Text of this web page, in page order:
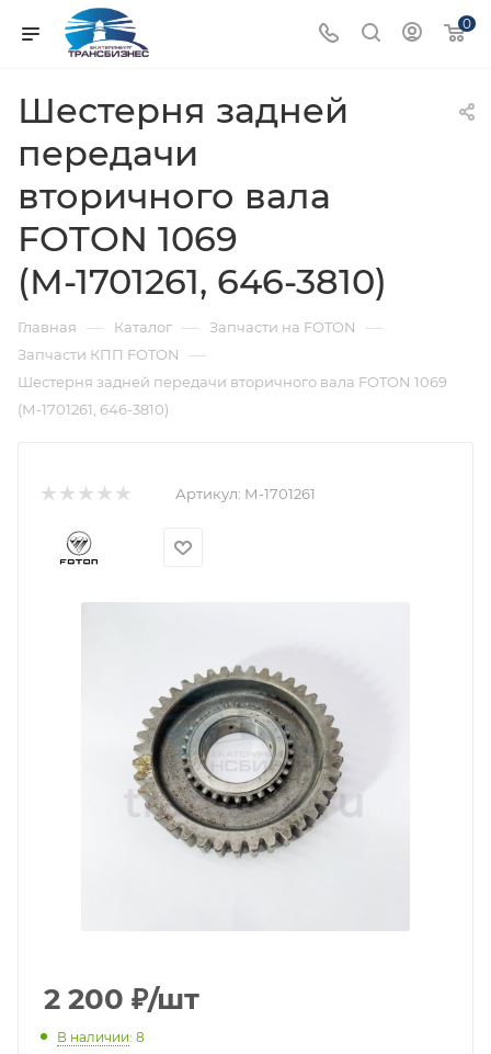
0
Шестерня задней
передачи
вторичного вала
FOTON 1069
(М-1701261, 646-3810)
Главная — Каталог — Запчасти на FOTON —
Запчасти КПП FOTON —
Шестерня задней передачи вторичного вала FOTON 1069
(М-1701261, 646-3810)
Артикул: М-1701261
2 200 ₽/шт
В наличии: 8